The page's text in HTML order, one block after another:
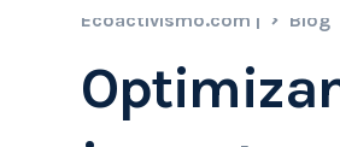
Ecoactivismo.com | Blog